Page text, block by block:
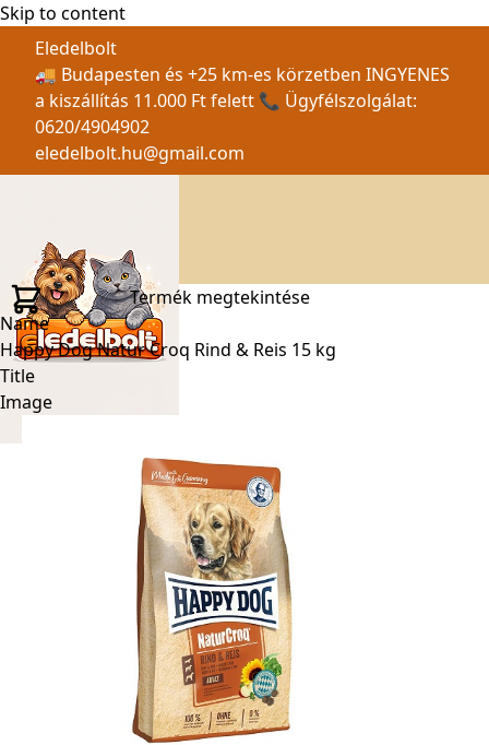
Skip to content
Eledelbolt
🚚 Budapesten és +25 km-es körzetben INGYENES
a kiszállítás 11.000 Ft felett 📞 Ügyfélszolgálat:
0620/4904902
eledelbolt.hu@gmail.com
Termék megtekintése
Name
Happy Dog Natur Croq Rind & Reis 15 kg
Title
Image